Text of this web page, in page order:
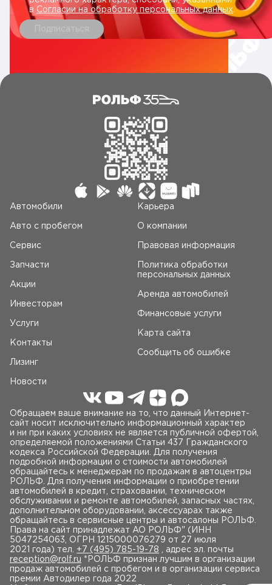
в Согласии на обработку персональных данных.
Подписаться
Автомобили
Авто c пробегом
Сервис
Запчасти
Акции
Инвесторам
Услуги
Контакты
Лизинг
Новости
Карьера
О компании
Правовая информация
Политика обработки
персональных данных
Аренда автомобилей
Финансовые услуги
Карта сайта
Сообщить об ошибке
Обращаем ваше внимание на то, что данный Интернет-
сайт носит исключительно информационный характер
и ни при каких условиях не является публичной офертой,
определяемой положениями Статьи 437 Гражданского
кодекса Российской Федерации. Для получения
подробной информации о стоимости автомобилей
обращайтесь к менеджерам по продажам в автоцентры
РОЛЬФ. Для получения информации о приобретении
автомобилей в кредит, страховании, техническом
обслуживании и ремонте автомобилей, запасных частях,
дополнительном оборудовании, аксессуарах также
обращайтесь в сервисные центры и автосалоны РОЛЬФ.
Права на сайт принадлежат AO РОЛЬФ" (ИНН
5047254063, ОГРН 1215000076279 от 27 июля
2021 года) тел. +7 (495) 785-19-78 , адрес эл. почты
reception@rolf.ru *РОЛЬФ признан лучшим в организации
продаж автомобилей с пробегом и в организации сервиса
премии Автодилер года 2022